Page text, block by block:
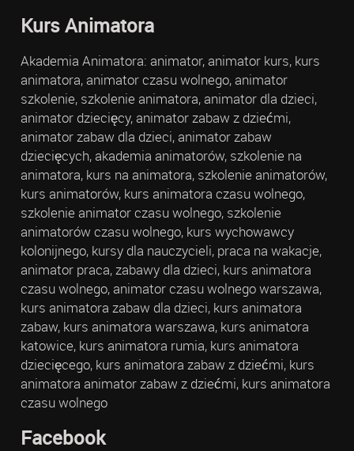
Kurs Animatora
Akademia Animatora: animator, animator kurs, kurs
animatora, animator czasu wolnego, animator
szkolenie, szkolenie animatora, animator dla dzieci,
animator dziecięcy, animator zabaw z dziećmi,
animator zabaw dla dzieci, animator zabaw
dziecięcych, akademia animatorów, szkolenie na
animatora, kurs na animatora, szkolenie animatorów,
kurs animatorów, kurs animatora czasu wolnego,
szkolenie animator czasu wolnego, szkolenie
animatorów czasu wolnego, kurs wychowawcy
kolonijnego, kursy dla nauczycieli, praca na wakacje,
animator praca, zabawy dla dzieci, kurs animatora
czasu wolnego, animator czasu wolnego warszawa,
kurs animatora zabaw dla dzieci, kurs animatora
zabaw, kurs animatora warszawa, kurs animatora
katowice, kurs animatora rumia, kurs animatora
dziecięcego, kurs animatora zabaw z dziećmi, kurs
animatora animator zabaw z dziećmi, kurs animatora
czasu wolnego
Facebook